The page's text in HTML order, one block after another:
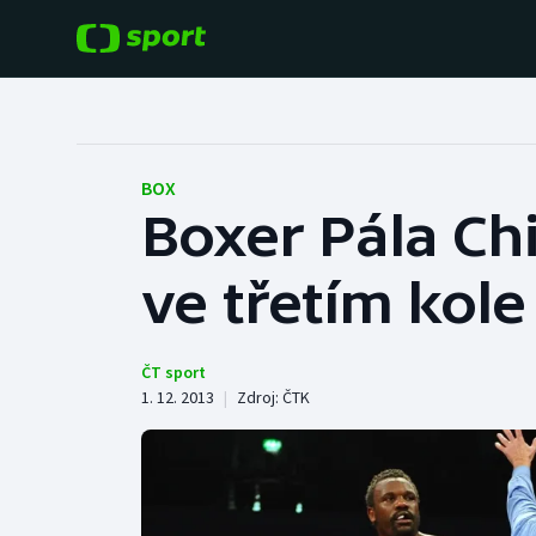
Hokej
Tenis
Cyklistika
Baseball a softbal
Basketbal
Boby a skeleton
Box
BOX
Boxer Pála
ve třetím kole
ČT sport
1. 12. 2013 | Zdroj: ČTK